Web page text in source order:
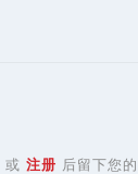
或 注册 后留下您的